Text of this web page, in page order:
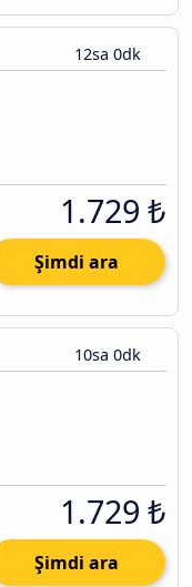
12sa 0dk
1.729 ₺
Şimdi ara
10sa 0dk
1.729 ₺
Şimdi ara